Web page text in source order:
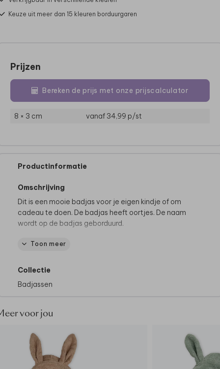
Keuze uit meer dan 15 kleuren borduurgaren
Prijzen
Bereken de prijs met onze prijscalculator
8 × 3 cm vanaf 34,99 p/st
Productinformatie
Omschrijving
Dit is een mooie badjas voor je eigen kindje of om
cadeau te doen. De badjas heeft oortjes. De naam
wordt op de badjas geborduurd.
Specificaties badjas Jollein:
- Merk: Jollein
- 90% badstof katoen en 10% polyester
Toon meer
Collectie
Badjassen
voor jou